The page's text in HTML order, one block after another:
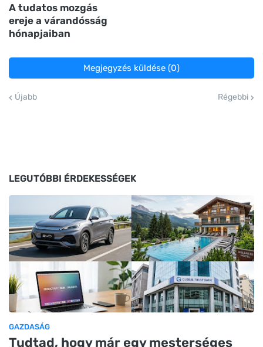
A tudatos mozgás
ereje a várandósság
hónapjaiban
Megjegyzés küldése (0)
Újabb Régebbi
LEGUTÓBBI ÉRDEKESSÉGEK
GAZDASÁG
Tudtad, hogy már egy mesterséges